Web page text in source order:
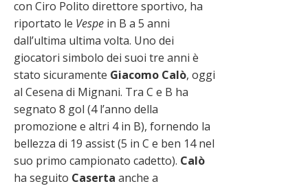
con Ciro Polito direttore sportivo, ha
riportato le Vespe in B a 5 anni
dall’ultima ultima volta. Uno dei
giocatori simbolo dei suoi tre anni è
stato sicuramente Giacomo Calò, oggi
al Cesena di Mignani. Tra C e B ha
segnato 8 gol (4 l’anno della
promozione e altri 4 in B), fornendo la
bellezza di 19 assist (5 in C e ben 14 nel
suo primo campionato cadetto). Calò
ha seguito Caserta anche a